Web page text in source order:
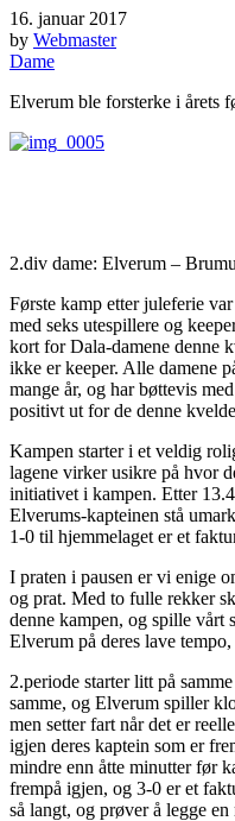
16. januar 2017
by Webmaster
Dame
Elverum ble forsterke i årets
2.div dame: Elverum –
Første kamp etter juleferie
med seks utespillere og
kort for Dala-damene denne
ikke er keeper. Alle damene
mange år, og har bøttevis
positivt ut for de denne
Kampen starter i et veldig
lagene virker usikre på hvor
initiativet i kampen. Etter
Elverums-kapteinen stå
1-0 til hjemmelaget er et
I praten i pausen er vi enige
og prat. Med to fulle rekker
denne kampen, og spille
Elverum på deres lave
2.periode starter litt på
samme, og Elverum spiller
men setter fart når det er
igjen deres kaptein som er
mindre enn åtte minutter før
frempå igjen, og 3-0 er et
så langt, og prøver å legge